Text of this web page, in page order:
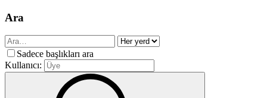
Ara
Sadece başlıkları ara
Kullanıcı: